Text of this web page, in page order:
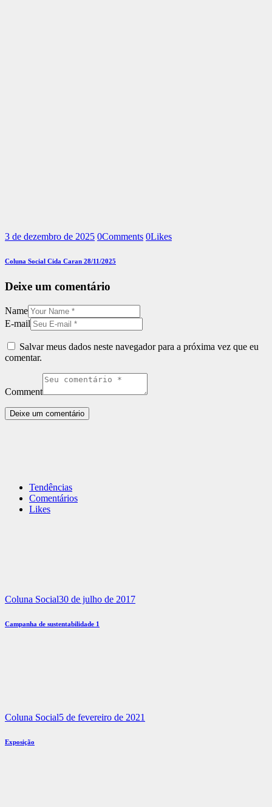
3 de dezembro de 2025 0Comments 0Likes
Coluna Social Cida Caran 28/11/2025
Deixe um comentário
Name
E-mail
Salvar meus dados neste navegador para a próxima vez que eu
comentar.
Comment
Tendências
Comentários
Likes
Coluna Social30 de julho de 2017
Campanha de sustentabilidade 1
Coluna Social5 de fevereiro de 2021
Exposição